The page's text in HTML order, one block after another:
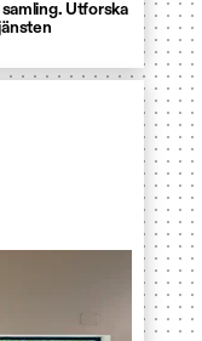
Utforska